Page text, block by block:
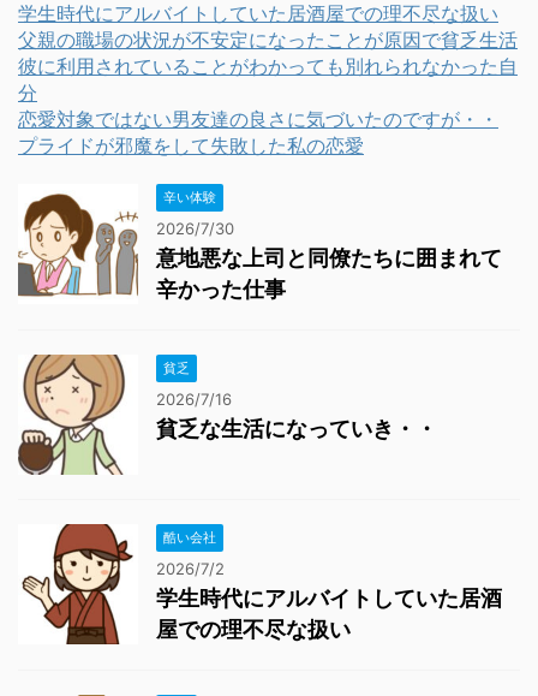
学生時代にアルバイトしていた居酒屋での理不尽な扱い
父親の職場の状況が不安定になったことが原因で貧乏生活
彼に利用されていることがわかっても別れられなかった自
分
恋愛対象ではない男友達の良さに気づいたのですが・・
プライドが邪魔をして失敗した私の恋愛
辛い体験
2026/7/30
意地悪な上司と同僚たちに囲まれて
辛かった仕事
貧乏
2026/7/16
貧乏な生活になっていき・・
酷い会社
2026/7/2
学生時代にアルバイトしていた居酒
屋での理不尽な扱い